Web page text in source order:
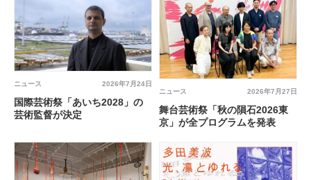
2026年7月24日
ニュース
国際芸術祭「あいち2028」の
芸術監督が決定
2026年7月27日
ニュース
舞台芸術祭「秋の隕石2026東
京」が全プログラムを発表